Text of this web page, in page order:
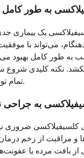
یک بیماری
می‌تواند با
به طور کامل بهبود
نکته کلیدی شروع
تمام توصیه‌های پزشکی است.
کلسيفیلاکسی ضروری
و مراقبت از زخم
بافت مرده یا